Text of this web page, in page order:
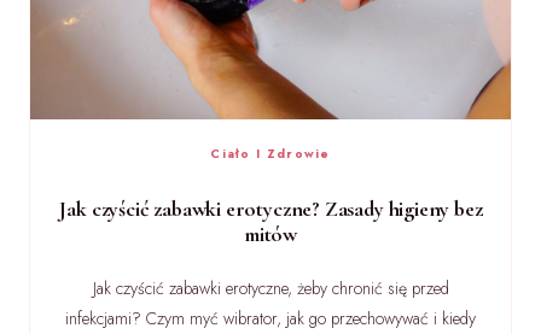
Ciało I Zdrowie
Jak czyścić zabawki erotyczne? Zasady higieny bez
mitów
Jak czyścić zabawki erotyczne, żeby chronić się przed
infekcjami? Czym myć wibrator, jak go przechowywać i kiedy